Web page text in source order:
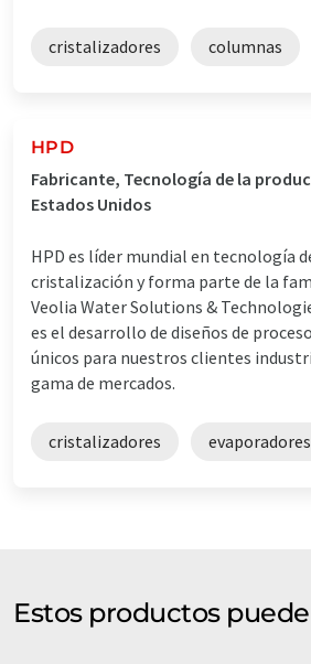
cristalizadores columnas
HPD
Fabricante, Tecnología de la
Estados Unidos
HPD es líder mundial en tecnología
cristalización y forma parte de la
Veolia Water Solutions &
es el desarrollo de diseños de
únicos para nuestros clientes
gama de mercados.
cristalizadores evaporadores
Estos productos